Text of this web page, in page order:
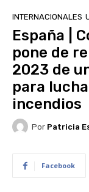
INTERNACIONALES
España |
pone de
2023 de
para
incendios
Por Patricia
Facebook